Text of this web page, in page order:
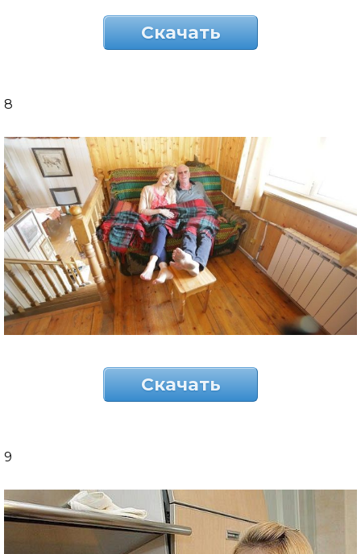
Скачать
8
Скачать
9